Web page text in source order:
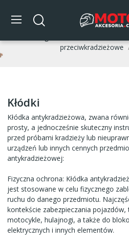
Kłódki
przeciwkradzieżowe
Kłódki
Kłódka antykradzieżowa, zwana
prosty, a jednocześnie skuteczny
przed próbami kradzieży lub
urządzeń lub innych cennych
antykradzieżowej:
Fizyczna ochrona: Kłódka
jest stosowane w celu fizycznego
ruchu do danego przedmiotu.
kontekście zabezpieczania pojazdów,
motocykle, hulajnogi, a także do
elektrycznych i innych elementów.